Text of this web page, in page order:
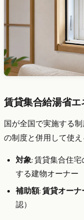
賃貸集合給湯省エ
国が全国で実施する
の制度と併用して使え
対象: 賃貸集合住
する建物オーナー
補助額: 賃貸オーナ
認）